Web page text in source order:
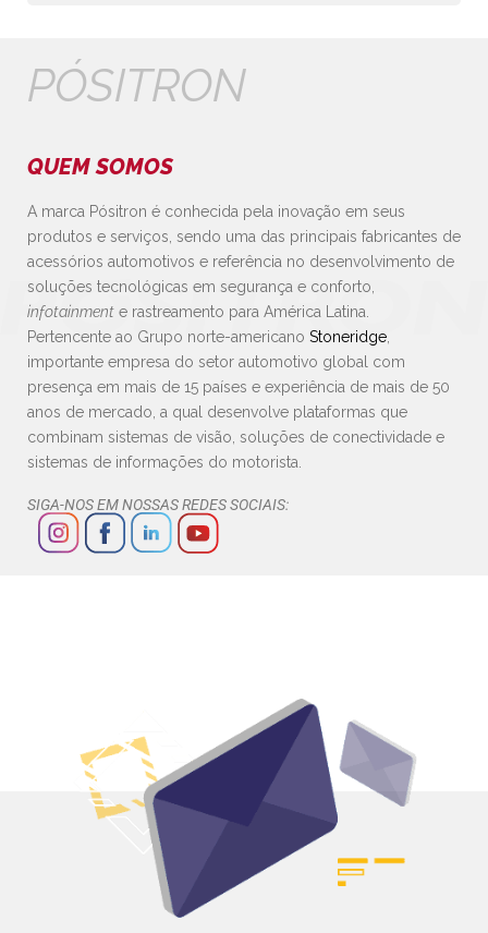
PÓSITRON
QUEM SOMOS
A marca Pósitron é conhecida pela inovação em seus
produtos e serviços, sendo uma das principais fabricantes de
acessórios automotivos e referência no desenvolvimento de
soluções tecnológicas em segurança e conforto,
infotainment e rastreamento para América Latina.
Pertencente ao Grupo norte-americano Stoneridge
importante empresa do setor automotivo global com
presença em mais de 15 países e experiência de mais de 50
anos de mercado, a qual desenvolve plataformas que
combinam sistemas de visão, soluções de conectividade e
sistemas de informações do motorista.
SIGA-NOS EM NOSSAS REDES SOCIAIS: